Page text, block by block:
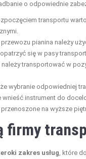
o odpowiednie
transportu
pianina należy
się w pasy
transportować w
wybranie odpowiedniej
wnieść instrument do
na wyższe
firmy
zakres usług , które